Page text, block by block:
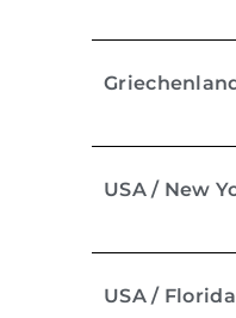
USA / New
USA /